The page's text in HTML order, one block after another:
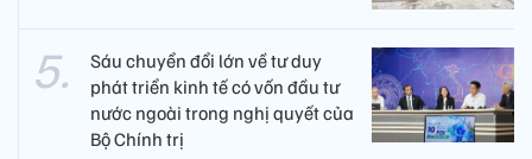
Sáu chuyển đổi lớn về tư duy
phát triển kinh tế có vốn đầu tư
nước ngoài trong nghị quyết của
Bộ Chính trị